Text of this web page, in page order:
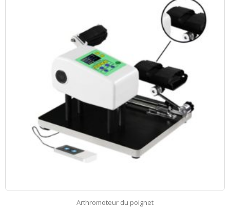
Arthromoteur du poignet